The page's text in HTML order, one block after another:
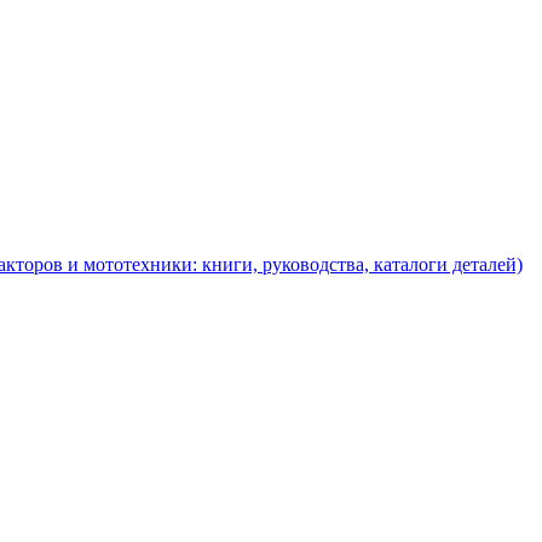
и мототехники: книги, руководства, каталоги деталей)